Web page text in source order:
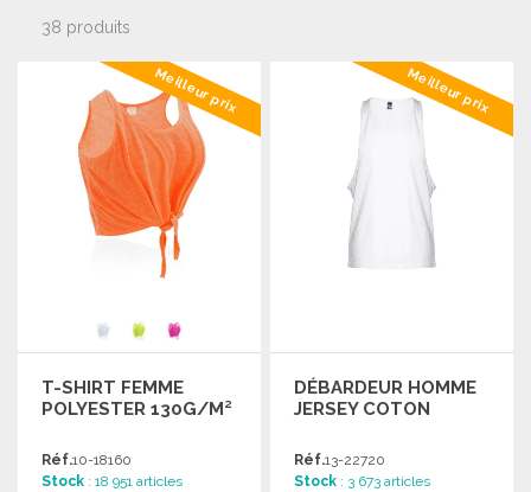
38 produits
Meilleur prix
T-SHIRT FEMME
POLYESTER 130G/M²
Réf.10-18160
Stock : 18 951 articles
Meilleur prix
DÉBARDEUR HOMME
JERSEY COTON
Réf.13-22720
Stock : 3 673 articles